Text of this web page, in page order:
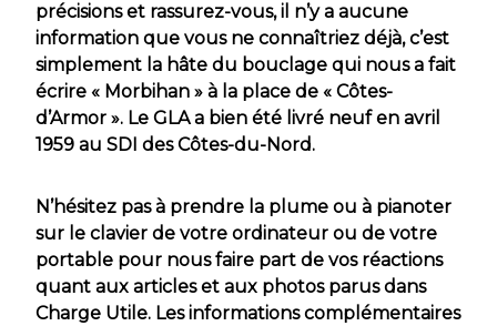
précisions et rassurez-vous, il n’y a aucune
information que vous ne connaîtriez déjà, c’est
simplement la hâte du bouclage qui nous a fait
écrire « Morbihan » à la place de « Côtes-
d’Armor ». Le GLA a bien été livré neuf en avril
1959 au SDI des Côtes-du-Nord.
N’hésitez pas à prendre la plume ou à pianoter
sur le clavier de votre ordinateur ou de votre
portable pour nous faire part de vos réactions
quant aux articles et aux photos parus dans
Charge Utile. Les informations complémentaires